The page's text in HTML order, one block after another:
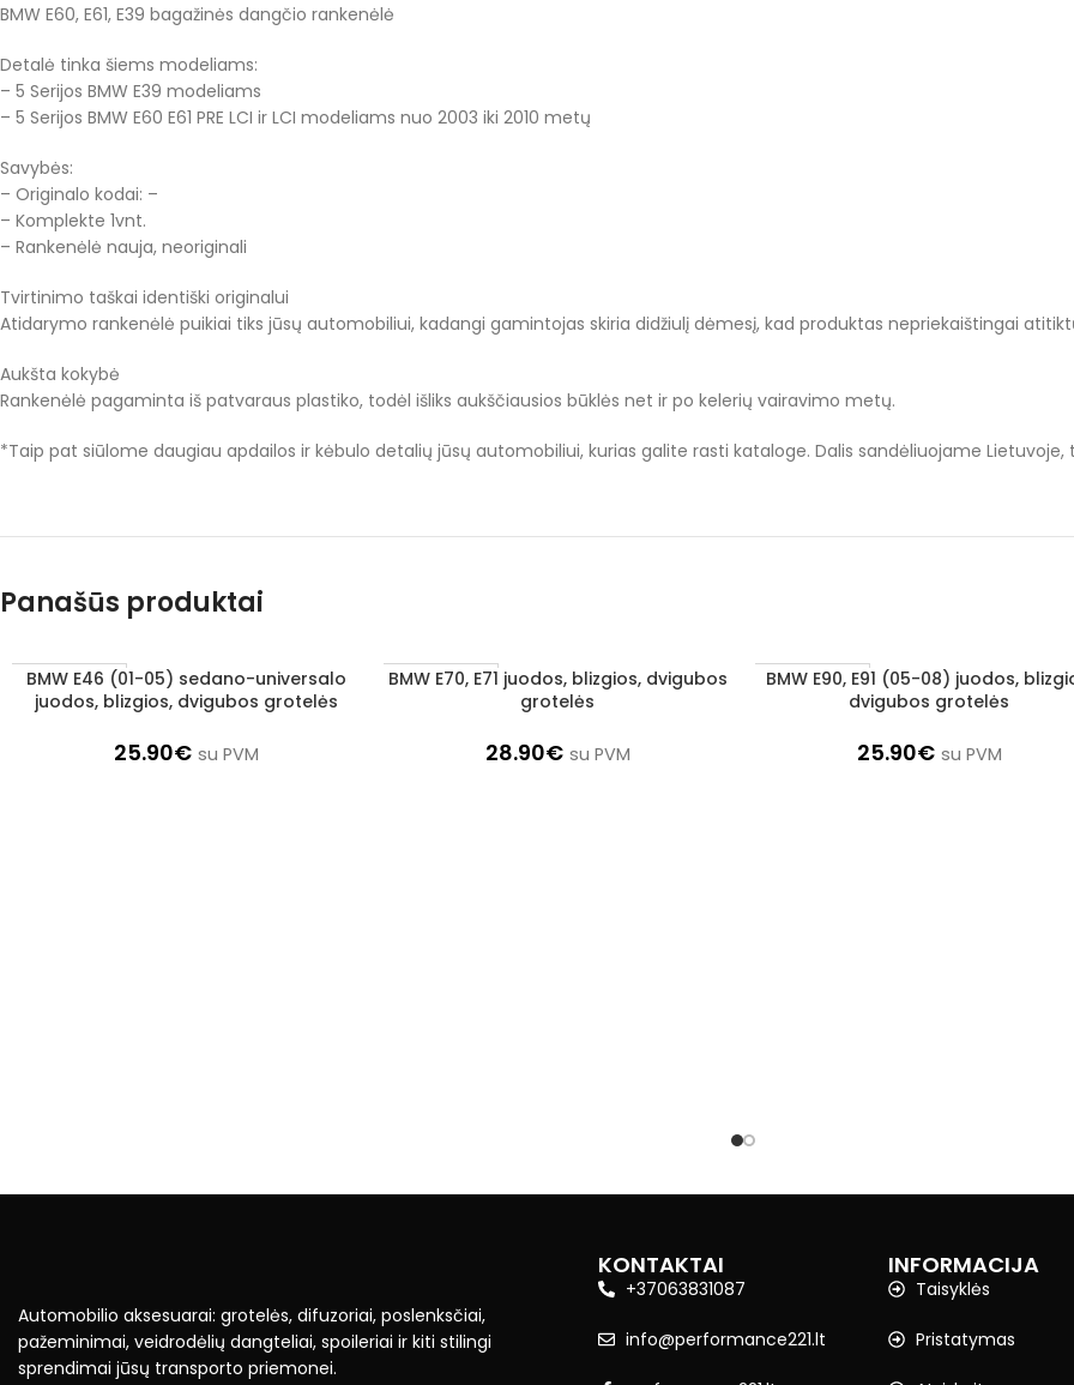
BMW E60, E61, E39 bagažinės dangčio rankenėlė
Detalė tinka šiems modeliams:
– 5 Serijos BMW E39 modeliams
– 5 Serijos BMW E60 E61 PRE LCI ir LCI modeliams nuo 2003 iki 2010 metų
Savybės:
– Originalo kodai: –
– Komplekte 1vnt.
– Rankenėlė nauja, neoriginali
Tvirtinimo taškai identiški originalui
Atidarymo rankenėlė puikiai tiks jūsų automobiliui, kadangi gamintojas skiria didžiulį dėmesį, kad produktas nepriekaištingai
Aukšta kokybė
Rankenėlė pagaminta iš patvaraus plastiko, todėl išliks aukščiausios būklės net ir po kelerių vairavimo metų.
*Taip pat siūlome daugiau apdailos ir kėbulo detalių jūsų automobiliui, kurias galite rasti kataloge. Dalis sandėliuojame
Panašūs produktai
1–3 d. d.
Į KREPŠELĮ
BMW E46 (01-05) sedano-universalo
juodos, blizgios, dvigubos grotelės
25.90€ su PVM
1–3 d. d.
Į KREPŠELĮ
BMW E70, E71 juodos, blizgios, dvigubos
grotelės
28.90€ su PVM
1–3 d. d.
Į KREPŠELĮ
BMW E90, E91 (05-08) juodos,
dvigubos grotelės
25.90€ su PVM
Automobilio aksesuarai: grotelės, difuzoriai, poslenksčiai,
pažeminimai, veidrodėlių dangteliai, spoileriai ir kiti stilingi
sprendimai jūsų transporto priemonei.
KONTAKTAI
+37063831087
info@performance221.lt
INFORMACIJA
Taisyklės
Pristatymas